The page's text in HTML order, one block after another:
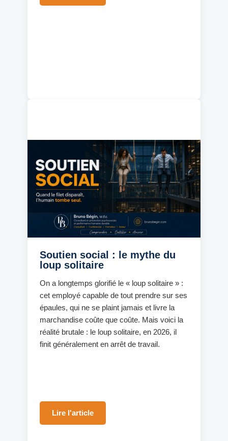
Soutien social : le mythe du
loup solitaire
On a longtemps glorifié le « loup solitaire » :
cet employé capable de tout prendre sur ses
épaules, qui ne se plaint jamais et livre la
marchandise coûte que coûte. Mais voici la
réalité brutale : le loup solitaire, en 2026, il
finit généralement en arrêt de travail.
Lire l'article